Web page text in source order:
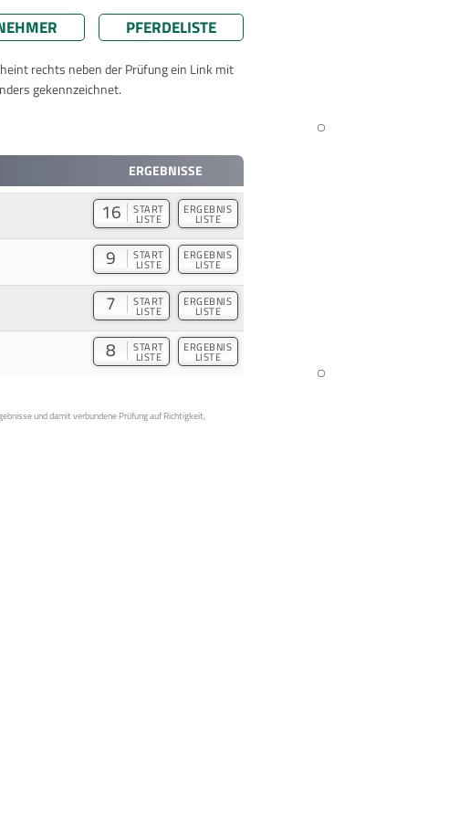
PFERDELISTE
rechts neben der Prüfung ein Link mit
gekennzeichnet.
ERGEBNISSE
16 START
LISTE
ERGEBNIS
LISTE
9 START
LISTE
ERGEBNIS
LISTE
7 START
LISTE
ERGEBNIS
LISTE
8 START
LISTE
ERGEBNIS
LISTE
und damit verbundene Prüfung auf Richtigkeit,